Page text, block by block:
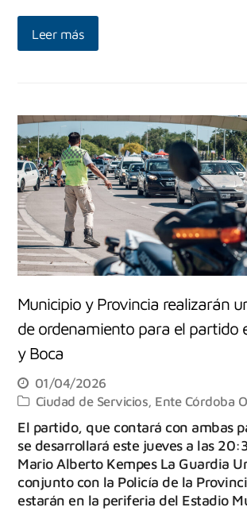
Leer más
Municipio y Provincia realizarán
de ordenamiento para el partido
y Boca
01/04/2026
Ciudad de Servicios, Ente Córdoba
El partido, que contará con ambas
se desarrollará este jueves a las
Mario Alberto Kempes La Guardia
conjunto con la Policía de la
estarán en la periferia del Estadio